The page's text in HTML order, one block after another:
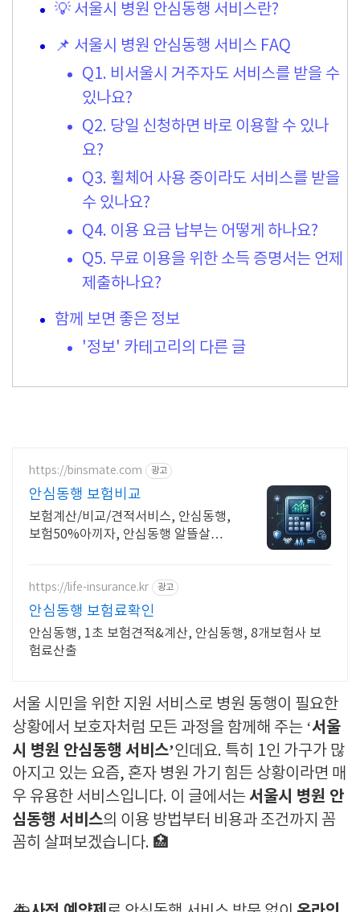
💡 서울시 병원 안심동행 서비스란?
📌 서울시 병원 안심동행 서비스 FAQ
Q1. 비서울시 거주자도 서비스를 받을 수
있나요?
Q2. 당일 신청하면 바로 이용할 수 있나
요?
Q3. 휠체어 사용 중이라도 서비스를 받을
수 있나요?
Q4. 이용 요금 납부는 어떻게 하나요?
Q5. 무료 이용을 위한 소득 증명서는 언제
제출하나요?
함께 보면 좋은 정보
'정보' 카테고리의 다른 글
https://binsmate.com 광고
안심동행 보험비교
보험계산/비교/견적서비스, 안심동행,
보험50%아끼자, 안심동행 알뜰살뜰
https://life-insurance.kr 광고
안심동행 보험료확인
안심동행, 1초 보험견적&계산, 안심동행, 8개보험사 보
험료산출
서울 시민을 위한 지원 서비스로 병원 동행이 필요한
상황에서 보호자처럼 모든 과정을 함께해 주는 ‘서울
시 병원 안심동행 서비스’인데요. 특히 1인 가구가 많
아지고 있는 요즘, 혼자 병원 가기 힘든 상황이라면 매
우 유용한 서비스입니다. 이 글에서는서울시 병원 안
심동행 서비스의 이용 방법부터 비용과 조건까지 꼼
꼼히 살펴보겠습니다. 🏥